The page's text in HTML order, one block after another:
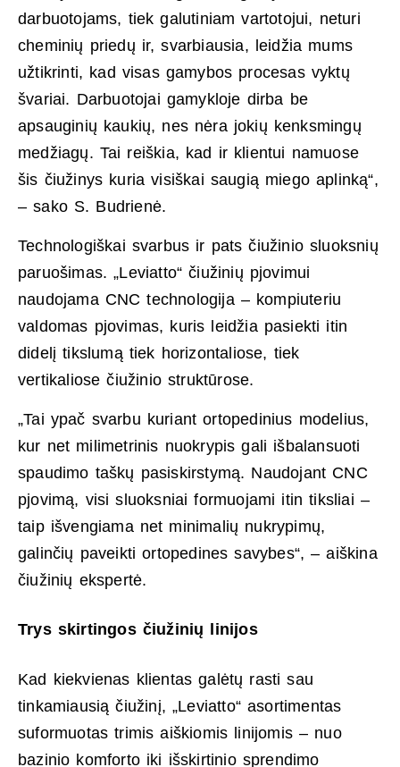
darbuotojams, tiek galutiniam vartotojui, neturi
cheminių priedų ir, svarbiausia, leidžia mums
užtikrinti, kad visas gamybos procesas vyktų
švariai. Darbuotojai gamykloje dirba be
apsauginių kaukių, nes nėra jokių kenksmingų
medžiagų. Tai reiškia, kad ir klientui namuose
šis čiužinys kuria visiškai saugią miego aplinką“,
– sako S. Budrienė.
Technologiškai svarbus ir pats čiužinio sluoksnių
paruošimas. „Leviatto“ čiužinių pjovimui
naudojama CNC technologija – kompiuteriu
valdomas pjovimas, kuris leidžia pasiekti itin
didelį tikslumą tiek horizontaliose, tiek
vertikaliose čiužinio struktūrose.
„Tai ypač svarbu kuriant ortopedinius modelius,
kur net milimetrinis nuokrypis gali išbalansuoti
spaudimo taškų pasiskirstymą. Naudojant CNC
pjovimą, visi sluoksniai formuojami itin tiksliai –
taip išvengiama net minimalių nukrypimų,
galinčių paveikti ortopedines savybes“, – aiškina
čiužinių ekspertė.
Trys skirtingos čiužinių linijos
Kad kiekvienas klientas galėtų rasti sau
tinkamiausią čiužinį, „Leviatto“ asortimentas
suformuotas trimis aiškiomis linijomis – nuo
bazinio komforto iki išskirtinio sprendimo